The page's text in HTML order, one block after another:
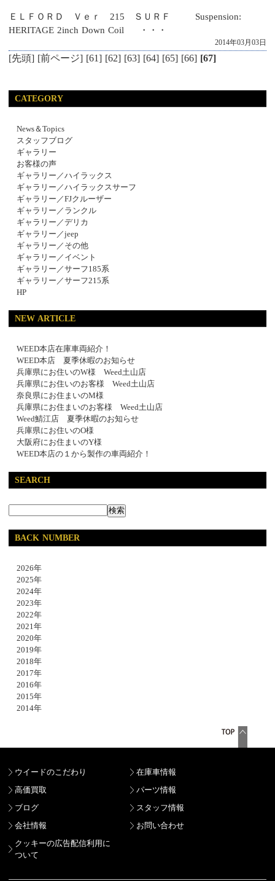
ＥＬＦＯＲＤ Ｖｅｒ 215 ＳＵＲＦ Suspension:
HERITAGE 2inch Down Coil ・・・
2014年03月03日
[先頭] [前ページ] [61] [62] [63] [64] [65] [66] [67]
CATEGORY
News＆Topics
スタッフブログ
ギャラリー
お客様の声
ギャラリー／ハイラックス
ギャラリー／ハイラックスサーフ
ギャラリー／FJクルーザー
ギャラリー／ランクル
ギャラリー／デリカ
ギャラリー／jeep
ギャラリー／その他
ギャラリー／イベント
ギャラリー／サーフ185系
ギャラリー／サーフ215系
HP
NEW ARTICLE
WEED本店在庫車両紹介！
WEED本店 夏季休暇のお知らせ
兵庫県にお住いのW様 Weed土山店
兵庫県にお住いのお客様 Weed土山店
奈良県にお住まいのM様
兵庫県にお住まいのお客様 Weed土山店
Weed鯖江店 夏季休暇のお知らせ
兵庫県にお住いのO様
大阪府にお住まいのY様
WEED本店の１から製作の車両紹介！
SEARCH
BACK NUMBER
2026年
2025年
2024年
2023年
2022年
2021年
2020年
2019年
2018年
2017年
2016年
2015年
2014年
ウイードのこだわり
在庫車情報
高価買取
パーツ情報
ブログ
スタッフ情報
会社情報
お問い合わせ
クッキーの広告配信利用に
ついて